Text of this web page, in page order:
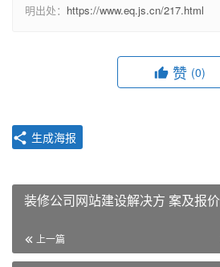
明出处： https://www.eq.js.cn/217.html
赞 (0)
生成海报
装修公司网站建设解决方 案及报价
上一篇